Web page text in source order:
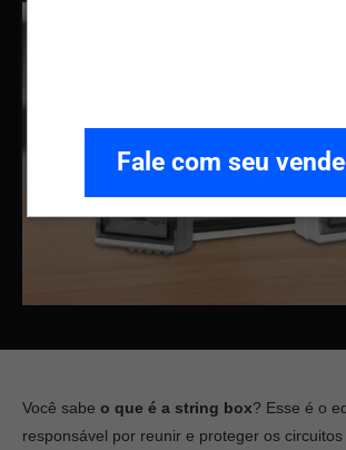
Fale com seu
Você sabe o que é a string box? Esse é o
responsável por reunir e proteger os